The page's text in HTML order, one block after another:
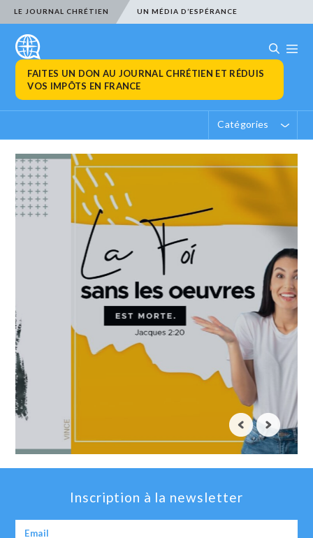
LE JOURNAL CHRÉTIEN UN MÉDIA D’ESPÉRANCE
FAITES UN DON AU JOURNAL CHRÉTIEN ET RÉDUIS
VOS IMPÔTS EN FRANCE
Catégories
Inscription à la newsletter